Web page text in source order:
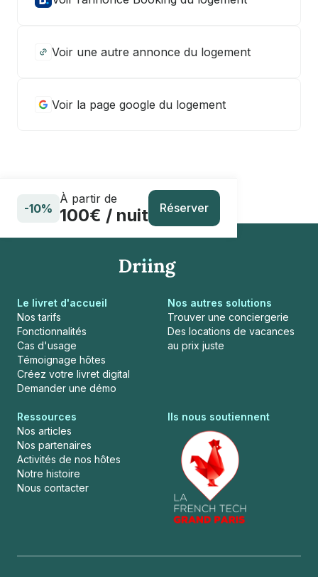
Voir une autre annonce du logement
Voir la page google du logement
-10%
À partir de
100€ / nuit Réserver
Le livret d'accueil
Nos tarifs
Fonctionnalités
Cas d'usage
Témoignage hôtes
Créez votre livret digital
Demander une démo
Nos autres solutions
Trouver une conciergerie
Des locations de vacances
au prix juste
Ressources
Nos articles
Nos partenaires
Activités de nos hôtes
Notre histoire
Nous contacter
Ils nous soutiennent